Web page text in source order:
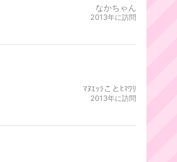
なかちゃん
2013年に訪問
ﾏﾇｴｯﾗことﾋﾏﾜﾘ
2013年に訪問